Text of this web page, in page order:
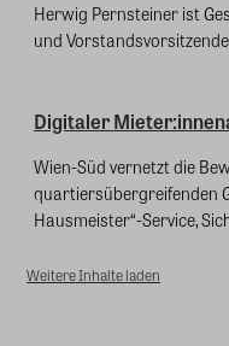
Herwig Pernsteiner ist
und
Digitaler
Wien-Süd vernetzt die
quartiersübergreifenden
Hausmeister“-Service,
Weitere Inhalte laden